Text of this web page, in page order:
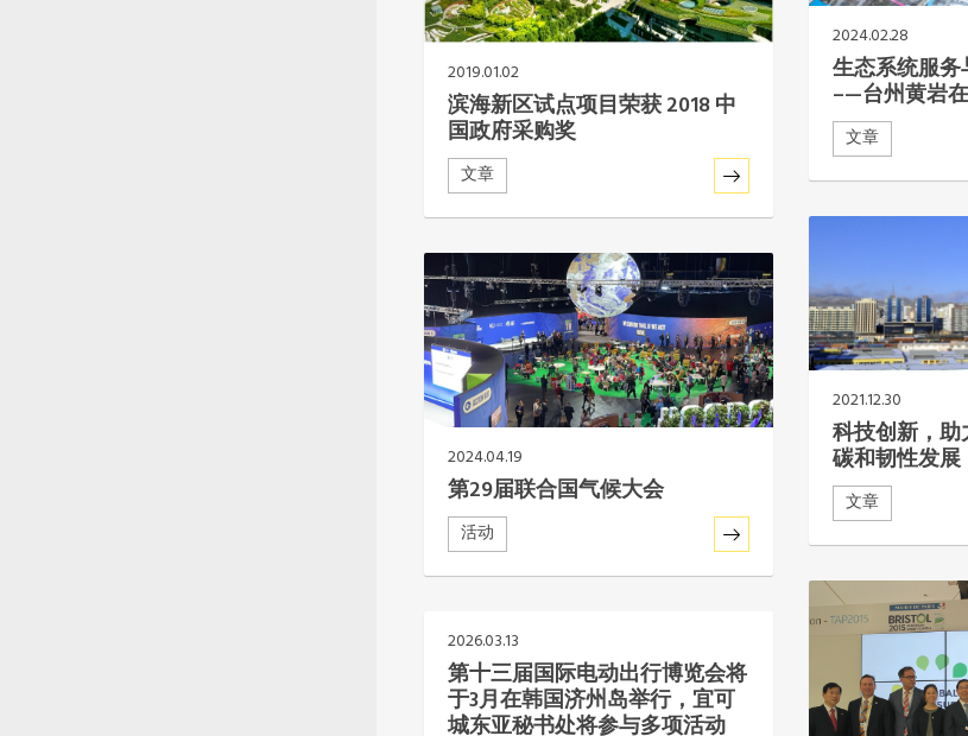
2019.01.02
滨海新区试点项目荣获 2018 中
国政府采购奖
文章
2024.02.28
生态系统服
–—台州黄岩
文章
2021.12.30
科技创新，
碳和韧性发展
文章
2024.04.19
第29届联合国气候大会
活动
2026.03.13
第十三届国际电动出行博览会将
于3月在韩国济州岛举行，宜可
城东亚秘书处将参与多项活动